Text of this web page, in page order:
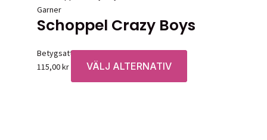
Garner
Schoppel Crazy Boys
Betygsatt0av 5
115,00kr VÄLJ ALTERNATIV
här